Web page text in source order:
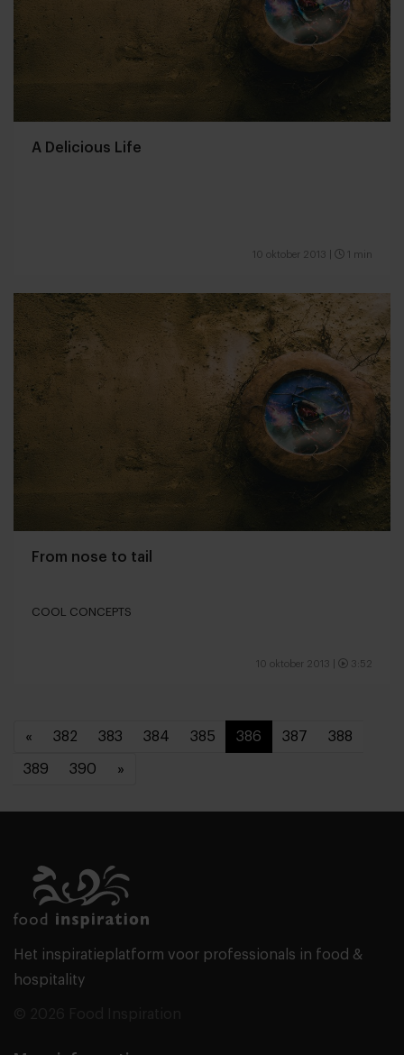
A Delicious Life
10 oktober 2013 1 min
From nose to tail
COOL CONCEPTS
10 oktober 2013 3:52
« 382 383 384 385 386 387 388
389 390 »
Het inspiratieplatform voor professionals in food &
hospitality